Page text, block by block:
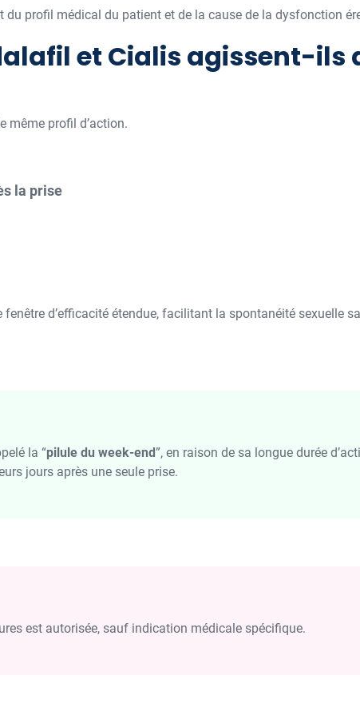
du profil médical du patient et de la cause de la dysfonction
et Cialis agissent-ils
même profil d’action.
la prise
fenêtre d’efficacité étendue, facilitant la spontanéité sexuelle
la “pilule du week-end”, en raison de sa longue durée
jours après une seule prise.
est autorisée, sauf indication médicale spécifique.